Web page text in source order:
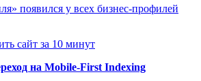
появился у всех бизнес-профилей
сайт за 10 минут
на Mobile-First Indexing